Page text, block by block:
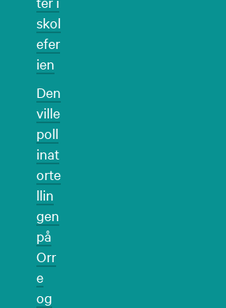
skol
efer
ien
Den
ville
poll
inat
orte
llin
gen
på
Orr
e
og